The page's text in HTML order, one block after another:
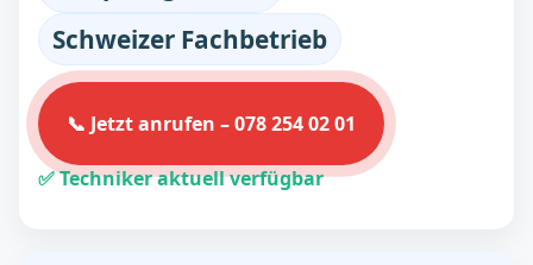
Schweizer Fachbetrieb
📞 Jetzt anrufen – 078 254 02 01
✅ Techniker aktuell verfügbar